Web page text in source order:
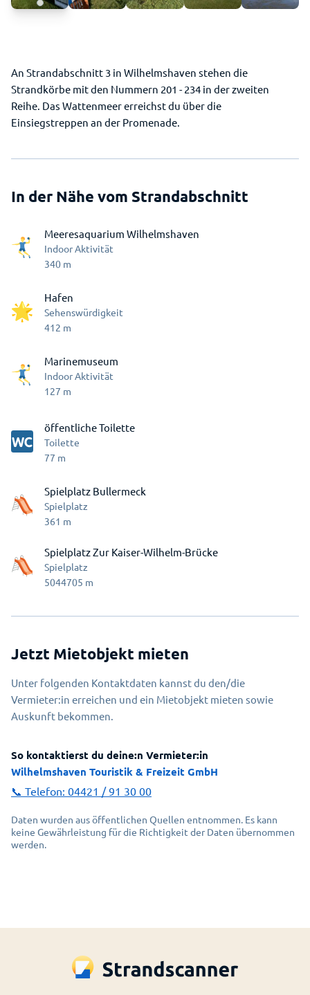
An Strandabschnitt 3 in Wilhelmshaven stehen die
Strandkörbe mit den Nummern 201 - 234 in der zweiten
Reihe. Das Wattenmeer erreichst du über die
Einsiegstreppen an der Promenade.
In der Nähe vom Strandabschnitt
Meeresaquarium Wilhelmshaven
Indoor Aktivität
340 m
Hafen
Sehenswürdigkeit
412 m
Marinemuseum
Indoor Aktivität
127 m
öffentliche Toilette
Toilette
77 m
Spielplatz Bullermeck
Spielplatz
361 m
Spielplatz Zur Kaiser-Wilhelm-Brücke
Spielplatz
5044705 m
Jetzt Mietobjekt mieten
Unter folgenden Kontaktdaten kannst du den/die
Vermieter:in erreichen und ein Mietobjekt mieten sowie
Auskunft bekommen.
So kontaktierst du deine:n Vermieter:in
Wilhelmshaven Touristik & Freizeit GmbH
📞 Telefon: 04421 / 91 30 00
Daten wurden aus öffentlichen Quellen entnommen. Es kann
keine Gewährleistung für die Richtigkeit der Daten übernommen
werden.